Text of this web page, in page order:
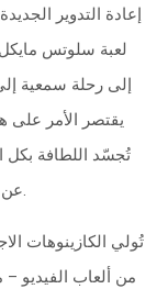
لعبة سلوتس
إلى رحلة سمعية
يقتصر الأمر على
تُجسّد اللطافة بكل
عن تلك الدمى المحببة عندما قفزت على الشاشة.
تُولي الكازينوهات
من ألعاب الفيديو –